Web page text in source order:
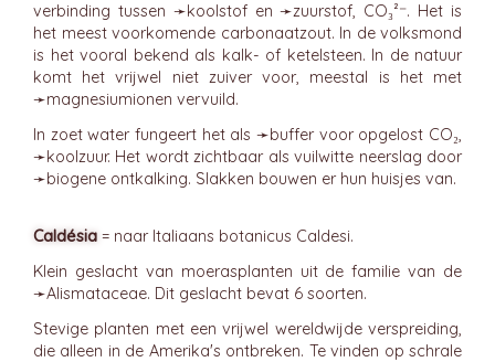
verbinding tussen ➛koolstofen ➛zuurstof, CO₃²⁻. Het is
het meest voorkomende carbonaatzout. In de volksmond
is het vooral bekend als kalk- of ketelsteen. In de natuur
komt het vrijwel niet zuiver voor, meestal is het met
➛magnesiumionen vervuild.
In zoet water fungeert het als ➛buffervoor opgelost CO₂,
➛koolzuur. Het wordt zichtbaar als vuilwitte neerslag door
➛biogene ontkalking. Slakken bouwen er hun huisjes van.
Caldésia = naar Italiaans botanicus Caldesi.
Klein geslacht van moerasplanten uit de familie van de
➛Alismataceae. Dit geslacht bevat 6 soorten.
Stevige planten met een vrijwel wereldwijde verspreiding,
die alleen in de Amerika's ontbreken. Te vinden op schrale